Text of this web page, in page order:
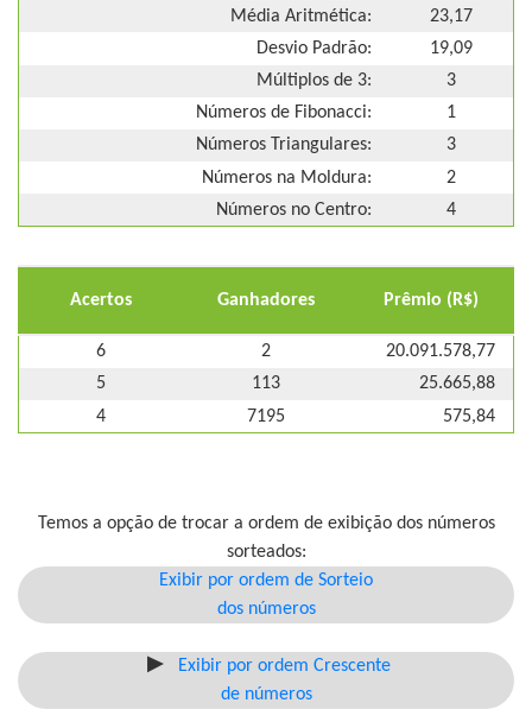
Média Aritmética:
23,17
Desvio Padrão:
19,09
Múltiplos de 3:
3
Números de Fibonacci:
1
Números Triangulares:
3
Números na Moldura:
2
Números no Centro:
4
Acertos Ganhadores Prêmio (R$)
6 2
20.091.578,77
5
113
25.665,88
4
7195 575,84
Temos a opção de trocar a ordem de exibição dos números
sorteados:
Exibir por ordem de Sorteio
dos números
Exibir por ordem Crescente
de números